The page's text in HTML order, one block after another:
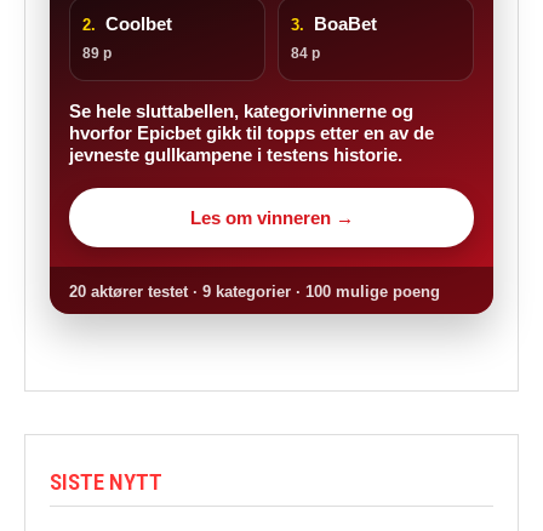
2. Coolbet
89 p
3. BoaBet
84 p
Se hele sluttabellen, kategorivinnerne og
hvorfor Epicbet gikk til topps etter en av de
jevneste gullkampene i testens historie.
Les om vinneren →
20 aktører testet · 9 kategorier · 100 mulige poeng
SISTE NYTT